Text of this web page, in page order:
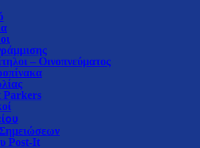
– Οινοπνεύματος
Parkers
Post-It